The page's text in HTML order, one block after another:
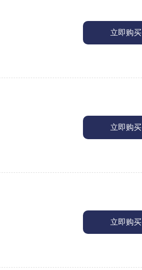
立即购买
立即购买
立即购买